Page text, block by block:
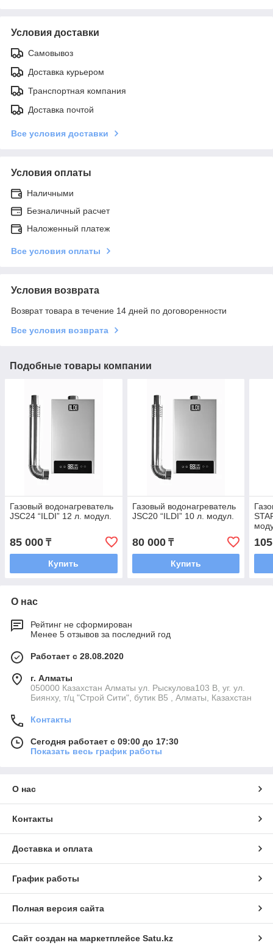
Условия доставки
Самовывоз
Доставка курьером
Транспортная компания
Доставка почтой
Все условия доставки
Условия оплаты
Наличными
Безналичный расчет
Наложенный платеж
Все условия оплаты
Условия возврата
Возврат товара в течение 14 дней по договоренности
Все условия возврата
Подобные товары компании
Газовый водонагреватель
JSС24 “ILDI” 12 л. модул.
85 000 ₸
Купить
Газовый водонагреватель
JSС20 “ILDI” 10 л. модул.
80 000₸
Купить
О нас
Рейтинг не сформирован
Менее 5 отзывов за последний год
Работает с 28.08.2020
г. Алматы
050000 Казахстан Алматы ул. Рыскулова103 В, уг. ул.
Биянху, т/ц "Строй Сити", бутик В5 , Алматы, Казахстан
Контакты
Сегодня работает с 09:00 до 17:30
Показать весь график работы
О нас
Контакты
Доставка и оплата
График работы
Полная версия сайта
Сайт создан на маркетплейсе Satu.kz